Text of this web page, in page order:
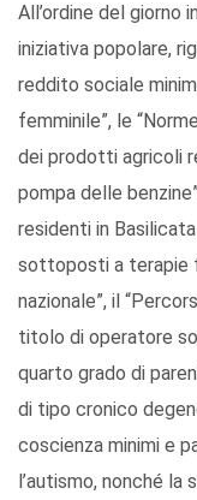
All’ordine del giorno
iniziativa popolare,
reddito sociale
femminile”, le
dei prodotti agricoli
pompa delle
residenti in
sottoposti a terapie
nazionale”, il
titolo di operatore
quarto grado di
di tipo cronico
coscienza minimi e
l’autismo, nonché